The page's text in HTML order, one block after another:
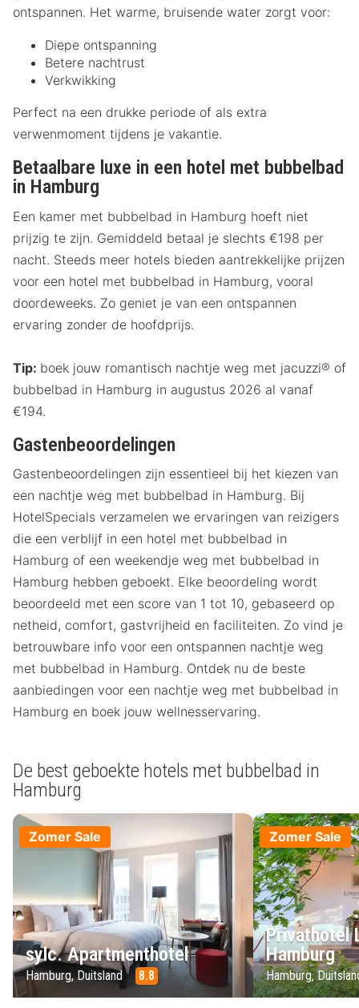
ontspannen. Het warme, bruisende water zorgt voor:
Diepe ontspanning
Betere nachtrust
Verkwikking
Perfect na een drukke periode of als extra
verwenmoment tijdens je vakantie.
Betaalbare luxe in een hotel met bubbelbad
in Hamburg
Een kamer met bubbelbad in Hamburg hoeft niet
prijzig te zijn. Gemiddeld betaal je slechts €198 per
nacht. Steeds meer hotels bieden aantrekkelijke prijzen
voor een hotel met bubbelbad in Hamburg, vooral
doordeweeks. Zo geniet je van een ontspannen
ervaring zonder de hoofdprijs.
Tip: boek jouw romantisch nachtje weg met jacuzzi® of
bubbelbad in Hamburg in augustus 2026 al vanaf
€194.
Gastenbeoordelingen
Gastenbeoordelingen zijn essentieel bij het kiezen van
een nachtje weg met bubbelbad in Hamburg. Bij
HotelSpecials verzamelen we ervaringen van reizigers
die een verblijf in een hotel met bubbelbad in
Hamburg of een weekendje weg met bubbelbad in
Hamburg hebben geboekt. Elke beoordeling wordt
beoordeeld met een score van 1 tot 10, gebaseerd op
netheid, comfort, gastvrijheid en faciliteiten. Zo vind je
betrouwbare info voor een ontspannen nachtje weg
met bubbelbad in Hamburg. Ontdek nu de beste
aanbiedingen voor een nachtje weg met bubbelbad in
Hamburg en boek jouw wellnesservaring.
De best geboekte hotels met bubbelbad in
Hamburg
Zomer Sale
sylc. Apartmenthotel
Hamburg, Duitsland 8.8
Zomer Sale
Privathotel
Hamburg
Hamburg,